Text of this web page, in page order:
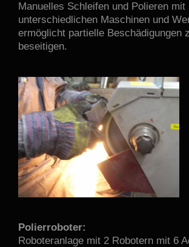
Manuelles Schleifen und Polieren mit
unterschiedlichen Maschinen und
ermöglicht partielle Beschädigungen
beseitigen.
Polierroboter:
Roboteranlage mit 2 Robotern mit 6